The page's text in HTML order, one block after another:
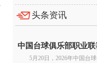
头条资讯
5月20日，2026年中国台